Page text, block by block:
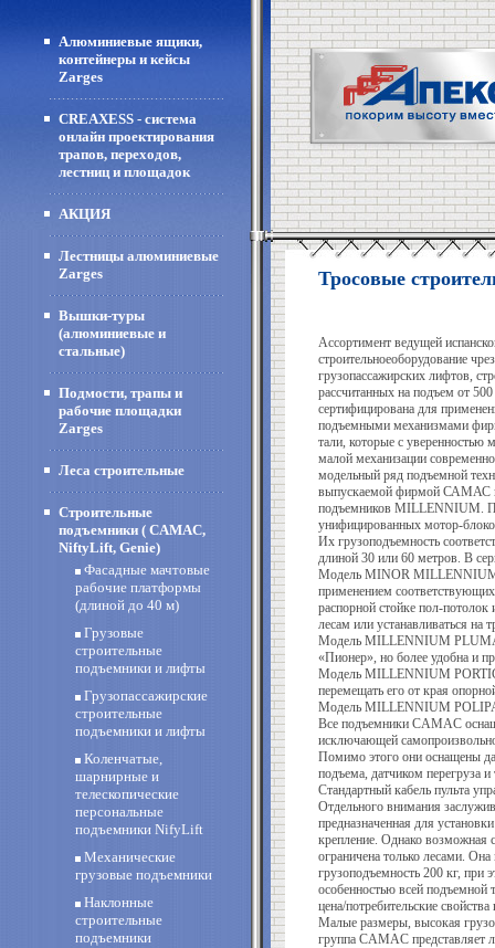
Алюминиевые ящики,
контейнеры и кейсы
Zarges
CREAXESS - система
онлайн проектирования
трапов, переходов,
лестниц и площадок
АКЦИЯ
Лестницы алюминиевые
Zarges
Вышки-туры
(алюминиевые и
стальные)
Подмости, трапы и
рабочие площадки
Zarges
Леса строительные
Строительные
подъемники ( CAMAC,
NiftyLift, Genie)
Фасадные мачтовые
рабочие платформы
(длиной до 40 м)
Грузовые
строительные
подъемники и лифты
Грузопассажирские
строительные
подъемники и лифты
Коленчатые,
шарнирные и
телескопические
персональные
подъемники NifyLift
Механические
грузовые подъемники
Наклонные
строительные
подъемники
Тросовые
Ассортимент ведущей
строительноеоборудование
грузопассажирских лифтов,
рассчитанных на подъем от
сертифицирована для
подъемными механизмами
тали, которые с уверенностью
малой механизации
модельный ряд подъемной
выпускаемой фирмой САМАС
подъемников MILLENNIUM.
унифицированных мотор-
Их грузоподъемность
длиной 30 или 60 метров. В
Модель MINOR
применением
распорной стойке пол-
лесам или устанавливаться на
Модель MILLENNIUM
«Пионер», но более удобна и
Модель MILLENNIUM
перемещать его от края
Модель MILLENNIUM
Все подъемники CAMAC
исключающей
Помимо этого они оснащены
подъема, датчиком перегруза
Стандартный кабель пульта
Отдельного внимания
предназначенная для
крепление. Однако возможная
ограничена только лесами. Она
грузоподъемность 200 кг, при
особенностью всей
цена/потребительские
Малые размеры, высокая
группа CAMAC представляет